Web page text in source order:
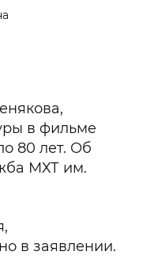
в фильме
80 лет. Об
МХТ им.
в заявлении.